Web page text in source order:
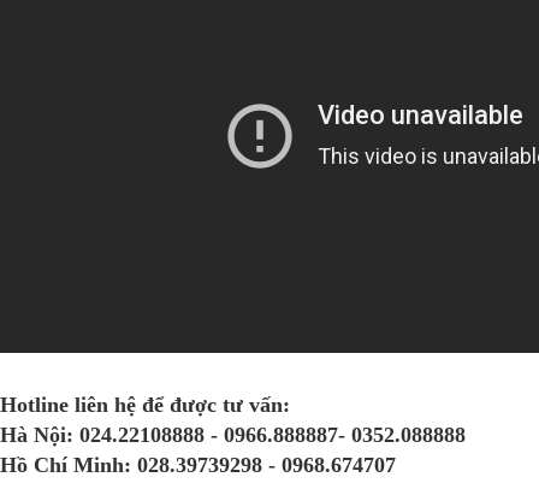
Hotline liên hệ để được tư vấn:
Hà Nội: 024.22108888 - 0966.888887- 0352.088888
Hồ Chí Minh: 028.39739298 - 0968.674707